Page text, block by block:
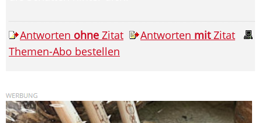
Antworten ohne Zitat Antworten mitZitat
Themen-Abo bestellen